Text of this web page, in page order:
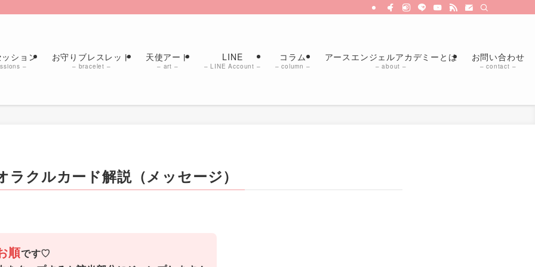
ション
–
お守りブレスレット
– bracelet –
天使アート
– art –
LINE
– LINE Account –
コラム
– column –
アースエンジェルアカデミーとは
– about –
お問い合わせ
– contact –
クルカード解説（メッセージ）
順です♡